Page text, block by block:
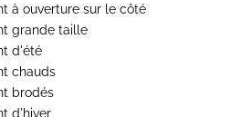
à ouverture sur le côté
grande taille
d'été
chauds
brodés
d'hiver